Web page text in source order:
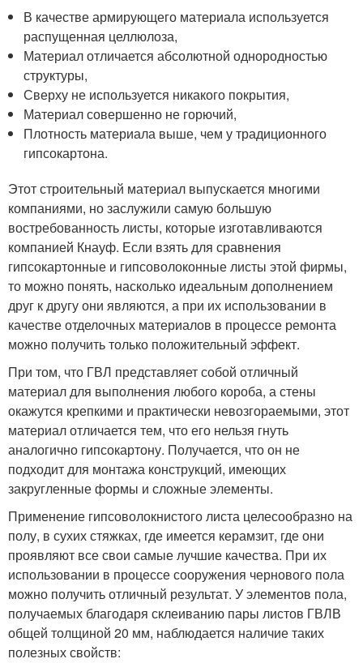
В качестве армирующего материала используется
распущенная целлюлоза,
Материал отличается абсолютной однородностью
структуры,
Сверху не используется никакого покрытия,
Материал совершенно не горючий,
Плотность материала выше, чем у традиционного
гипсокартона.
Этот строительный материал выпускается многими
компаниями, но заслужили самую большую
востребованность листы, которые изготавливаются
компанией Кнауф. Если взять для сравнения
гипсокартонные и гипсоволоконные листы этой фирмы,
то можно понять, насколько идеальным дополнением
друг к другу они являются, а при их использовании в
качестве отделочных материалов в процессе ремонта
можно получить только положительный эффект.
При том, что ГВЛ представляет собой отличный
материал для выполнения любого короба, а стены
окажутся крепкими и практически невозгораемыми, этот
материал отличается тем, что его нельзя гнуть
аналогично гипсокартону. Получается, что он не
подходит для монтажа конструкций, имеющих
закругленные формы и сложные элементы.
Применение гипсоволокнистого листа целесообразно на
полу, в сухих стяжках, где имеется керамзит, где они
проявляют все свои самые лучшие качества. При их
использовании в процессе сооружения чернового пола
можно получить отличный результат. У элементов пола,
получаемых благодаря склеиванию пары листов ГВЛВ
общей толщиной 20 мм, наблюдается наличие таких
полезных свойств: